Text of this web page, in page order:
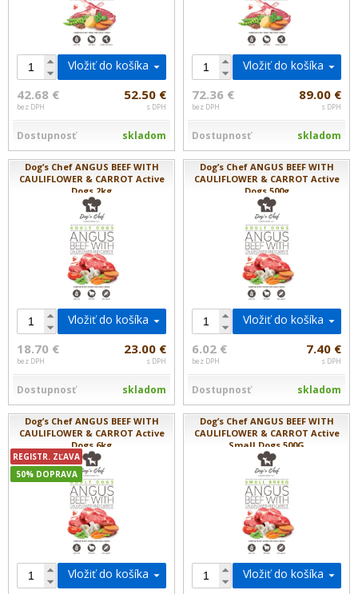
Vložiť do košíka
42.68 €
bez DPH
52.50 €
s DPH
Dostupnosť skladom
Vložiť do košíka
72.36 €
bez DPH
89.00 €
s DPH
Dostupnosť skladom
Dog’s Chef ANGUS BEEF WITH
CAULIFLOWER & CARROT Active
Dogs 2kg
Vložiť do košíka
18.70 €
bez DPH
23.00 €
s DPH
Dostupnosť skladom
Dog’s Chef ANGUS BEEF WITH
CAULIFLOWER & CARROT Active
Dogs 500g
Vložiť do košíka
6.02 €
bez DPH
7.40 €
s DPH
Dostupnosť skladom
Dog’s Chef ANGUS BEEF WITH
CAULIFLOWER & CARROT Active
Dogs 6kg
REGISTR. ZĽAVA
50% DOPRAVA
Vložiť do košíka
Dog’s Chef ANGUS BEEF WITH
CAULIFLOWER & CARROT Active
Small Dogs 500G
Vložiť do košíka